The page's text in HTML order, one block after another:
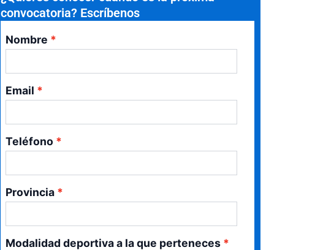
convocatoria? Escríbenos
Nombre
Email
Teléfono
Provincia
Modalidad deportiva a la que perteneces